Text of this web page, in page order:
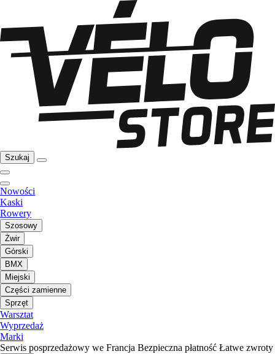
Szukaj
Nowości
Kaski
Rowery
Szosowy
Żwir
Górski
BMX
Miejski
Części zamienne
Sprzęt
Warsztat
Wyprzedaż
Marki
Serwis posprzedażowy we Francja Bezpieczna płatność Łatwe zwroty